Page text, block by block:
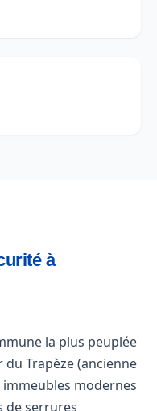
à
la plus peuplée
du Trapèze (ancienne
modernes
de serrures